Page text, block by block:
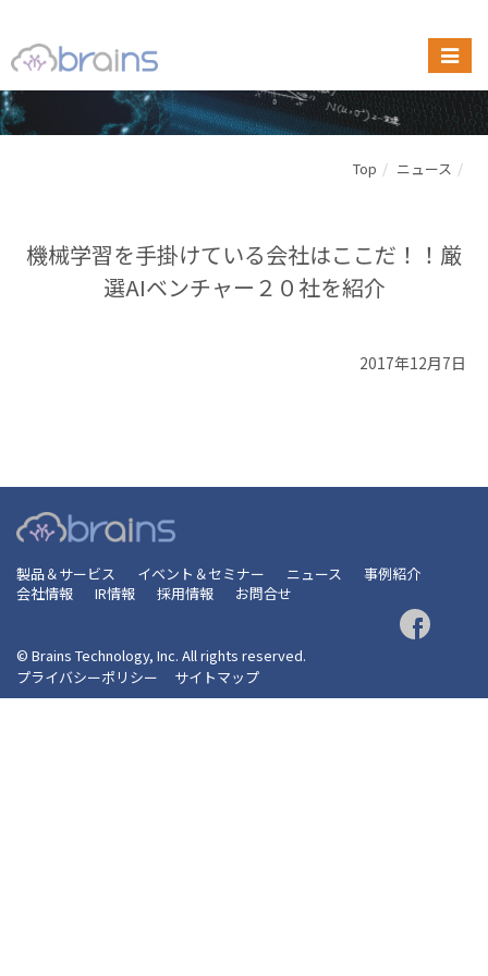
Top ニュース
機械学習を手掛けている会社はここだ！！厳
選AIベンチャー２０社を紹介
2017年12月7日
製品＆サービス イベント＆セミナー ニュース
事例紹介
会社情報
IR情報 採用情報 お問合せ
© Brains Technology, Inc. All rights reserved.
プライバシーポリシー
サイトマップ